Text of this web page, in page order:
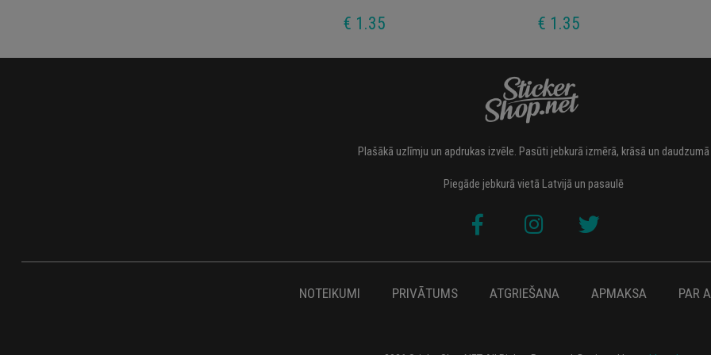
€ 1.35 € 1.35
Plašākā uzlīmju un apdrukas izvēle. Pasūti jebkurā izmērā, krāsā un daudzumā
Piegāde jebkurā vietā Latvijā un pasaulē
NOTEIKUMI PRIVĀTUMS ATGRIEŠANA APMAKSA PAR